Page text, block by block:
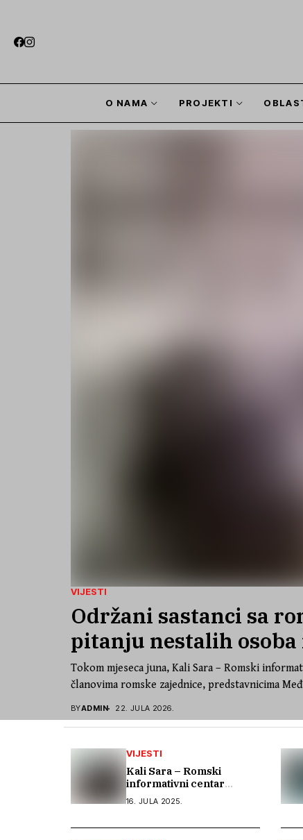
O NAMA PROJEKTI
VIJESTI
Održani sastanci sa
pitanju nestalih osoba
Tokom mjeseca juna, Kali Sara – Romski
članovima romske zajednice, predstavnicima
BYADMIN 22. JULA 2026.
VIJESTI
Kali Sara – Romski
informativni centar
nastavlja istraživanje
arhivske građe o Romima
16. JULA 2025.